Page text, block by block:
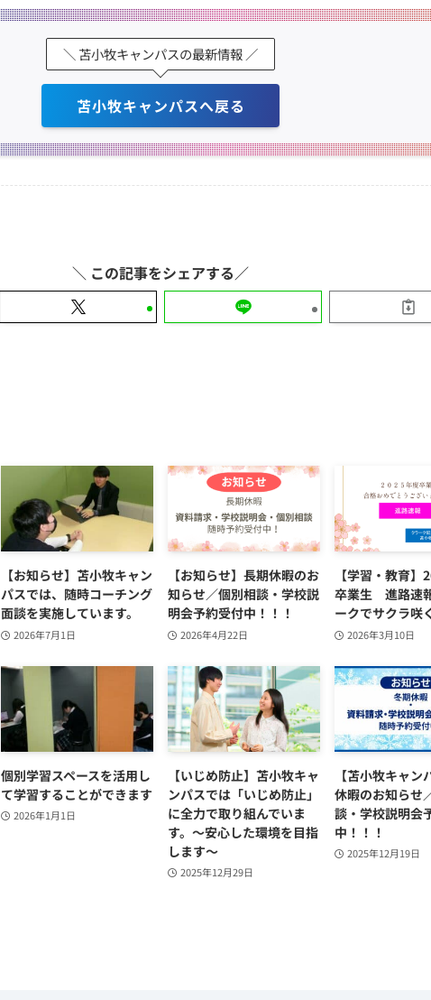
＼ 苫小牧キャンパスの最新情報 ／
苫小牧キャンパスへ戻る
【お知らせ】苫小牧キャン
パスでは、随時コーチング
面談を実施しています。
2026年7月1日
【お知らせ】長期休暇のお
知らせ／個別相談・学校説
明会予約受付中！！！
2026年4月22日
【学習・教育】
卒業生 進路速
ークでサクラ咲
2026年3月10日
個別学習スペースを活用し
て学習することができます
2026年1月1日
【いじめ防止】苫小牧キャ
ンパスでは「いじめ防止」
に全力で取り組んでいま
す。～安心した環境を目指
します～
2025年12月29日
【苫小牧キャン
休暇のお知らせ
談・学校説明会
中！！！
2025年12月19日